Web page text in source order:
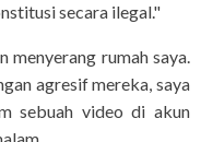
secara ilegal."
menyerang rumah saya.
agresif mereka, saya
sebuah video di akun